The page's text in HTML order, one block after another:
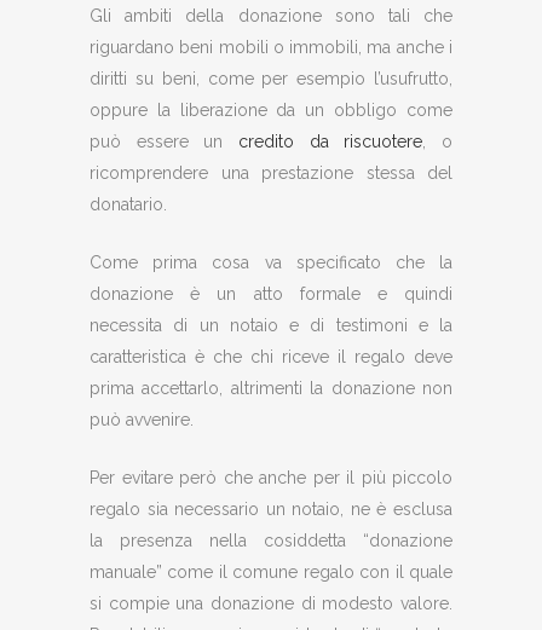
Gli ambiti della donazione sono tali che
riguardano beni mobili o immobili, ma anche i
diritti su beni, come per esempio l’usufrutto,
oppure la liberazione da un obbligo come
può essere un credito da riscuotere , o
ricomprendere una prestazione stessa del
donatario.
Come prima cosa va specificato che la
donazione è un atto formale e quindi
necessita di un notaio e di testimoni e la
caratteristica è che chi riceve il regalo deve
prima accettarlo, altrimenti la donazione non
può avvenire.
Per evitare però che anche per il più piccolo
regalo sia necessario un notaio, ne è esclusa
la presenza nella cosiddetta “donazione
manuale” come il comune regalo con il quale
si compie una donazione di modesto valore.